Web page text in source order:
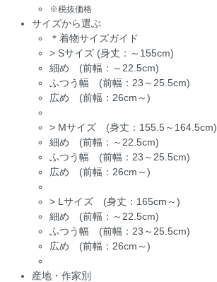
※税抜価格
サイズから選ぶ
＊着物サイズガイド
> Sサイズ (身丈：～155cm)
細め (前幅：～22.5cm)
ふつう幅 (前幅：23～25.5cm)
広め (前幅：26cm～)
> Mサイズ (身丈：155.5～164.5cm)
細め (前幅：～22.5cm)
ふつう幅 (前幅：23～25.5cm)
広め (前幅：26cm～)
> Lサイズ (身丈：165cm～)
細め (前幅：～22.5cm)
ふつう幅 (前幅：23～25.5cm)
広め (前幅：26cm～)
産地・作家別